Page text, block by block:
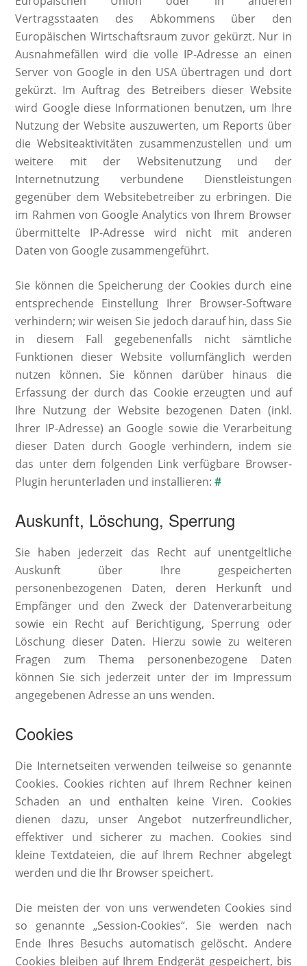
Vertragsstaaten des Abkommens über den
Europäischen Wirtschaftsraum zuvor gekürzt. Nur in
Ausnahmefällen wird die volle IP-Adresse an einen
Server von Google in den USA übertragen und dort
gekürzt. Im Auftrag des Betreibers dieser Website
wird Google diese Informationen benutzen, um Ihre
Nutzung der Website auszuwerten, um Reports über
die Websiteaktivitäten zusammenzustellen und um
weitere mit der Websitenutzung und der
Internetnutzung verbundene Dienstleistungen
gegenüber dem Websitebetreiber zu erbringen. Die
im Rahmen von Google Analytics von Ihrem Browser
übermittelte IP-Adresse wird nicht mit anderen
Daten von Google zusammengeführt.
Sie können die Speicherung der Cookies durch eine
entsprechende Einstellung Ihrer Browser-Software
verhindern; wir weisen Sie jedoch darauf hin, dass Sie
in diesem Fall gegebenenfalls nicht sämtliche
Funktionen dieser Website vollumfänglich werden
nutzen können. Sie können darüber hinaus die
Erfassung der durch das Cookie erzeugten und auf
Ihre Nutzung der Website bezogenen Daten (inkl.
Ihrer IP-Adresse) an Google sowie die Verarbeitung
dieser Daten durch Google verhindern, indem sie
das unter dem folgenden Link verfügbare Browser-
Plugin herunterladen und installieren:#
Auskunft, Löschung, Sperrung
Sie haben jederzeit das Recht auf unentgeltliche
Auskunft über Ihre gespeicherten
personenbezogenen Daten, deren Herkunft und
Empfänger und den Zweck der Datenverarbeitung
sowie ein Recht auf Berichtigung, Sperrung oder
Löschung dieser Daten. Hierzu sowie zu weiteren
Fragen zum Thema personenbezogene Daten
können Sie sich jederzeit unter der im Impressum
angegebenen Adresse an uns wenden.
Cookies
Die Internetseiten verwenden teilweise so genannte
Cookies. Cookies richten auf Ihrem Rechner keinen
Schaden an und enthalten keine Viren. Cookies
dienen dazu, unser Angebot nutzerfreundlicher,
effektiver und sicherer zu machen. Cookies sind
kleine Textdateien, die auf Ihrem Rechner abgelegt
werden und die Ihr Browser speichert.
Die meisten der von uns verwendeten Cookies sind
so genannte „Session-Cookies“. Sie werden nach
Ende Ihres Besuchs automatisch gelöscht. Andere
Cookies bleiben auf Ihrem Endgerät gespeichert, bis